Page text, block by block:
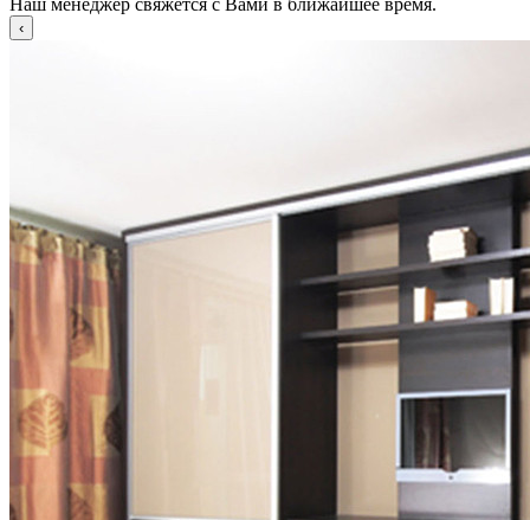
Наш менеджер свяжется с Вами в ближайшее время.